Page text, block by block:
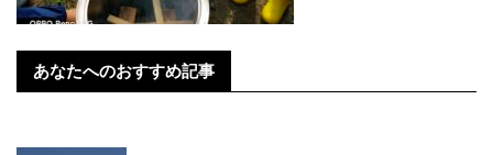
あなたへのおすすめ記事